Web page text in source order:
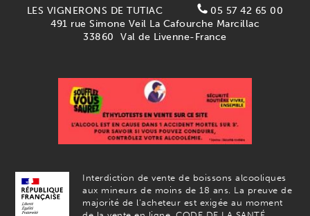
LES VIGNERONS DE TUTIAC
05 57 42 65 00
491 rue Simone Veil La Cafourche Marcillac
33860
Val de Livenne-France
Interdiction de vente de boissons alcooliques
aux mineurs de moins de 18 ans. La preuve de
majorité de l’acheteur est exigée au moment